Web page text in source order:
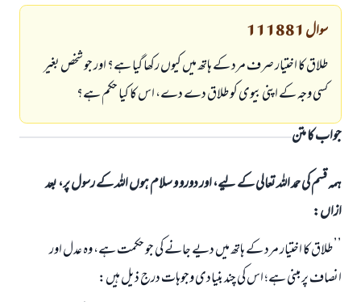
سوال111881
طلاق کا اختیار صرف مرد کے ہاتھ میں کیوں رکھا گیا ہے؟ اور جو شخص بغیر
کسی وجہ کے اپنی بیوی کو طلاق دے دے، اس کا کیا حکم ہے؟
جواب کا متن
ہمہ قسم کی حمد اللہ تعالی کے لیے، اور دورو و سلام ہوں اللہ کے رسول پر، بعد
ازاں:
’’ طلاق کا اختیار مرد کے ہاتھ میں دیے جانے کی جو حکمت ہے، وہ عدل اور
انصاف پر مبنی ہے؛ اس کی چند بنیادی وجوہات درج ذیل ہیں: